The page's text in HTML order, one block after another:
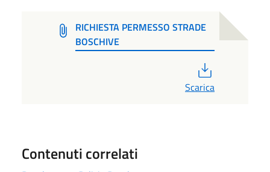
RICHIESTA PERMESSO STRADE
BOSCHIVE
Scarica
Contenuti correlati